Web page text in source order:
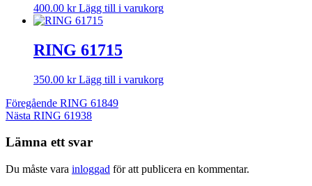
400.00 kr Lägg till i varukorg
RING 61715
350.00 kr Lägg till i varukorg
Inläggsnavigering
Föregående Föregående
inlägg:
RING 61849
Nästa Nästa
RING 61938
Lämna ett svar
Du måste vara inloggad för att publicera en kommentar.